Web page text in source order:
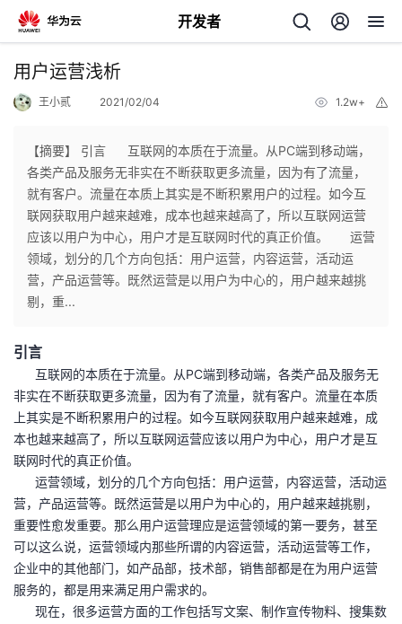
开发者
返
个
人
主
页
我
的
开
发
者
我
的
博
客
我
的
论
我
的
我
我
的
开
发
者
学
堂
我
我
的
Programs
我
的
持
我
的
我
用户运营浅析
王小贰 2021/02/04 1.2w+
【摘要】 引言 互联网的本质在于流量。从PC端到移动端，
各类产品及服务无非实在不断获取更多流量，因为有了流量，
就有客户。流量在本质上其实是不断积累用户的过程。如今互
联网获取用户越来越难，成本也越来越高了，所以互联网运营
应该以用户为中心，用户才是互联网时代的真正价值。 运营
领域，划分的几个方向包括：用户运营，内容运营，活动运
营，产品运营等。既然运营是以用户为中心的，用户越来越挑
剔，重...
引言
互联网的本质在于流量。从PC端到移动端，各类产品及服务无
非实在不断获取更多流量，因为有了流量，就有客户。流量在本质
上其实是不断积累用户的过程。如今互联网获取用户越来越难，成
本也越来越高了，所以互联网运营应该以用户为中心，用户才是互
联网时代的真正价值。
运营领域，划分的几个方向包括：用户运营，内容运营，活动运
营，产品运营等。既然运营是以用户为中心的，用户越来越挑剔，
重要性愈发重要。那么用户运营理应是运营领域的第一要务，甚至
可以这么说，运营领域内那些所谓的内容运营，活动运营等工作，
企业中的其他部门，如产品部，技术部，销售部都是在为用户运营
服务的，都是用来满足用户需求的。
现在，很多运营方面的工作包括写文案、制作宣传物料、搜集数